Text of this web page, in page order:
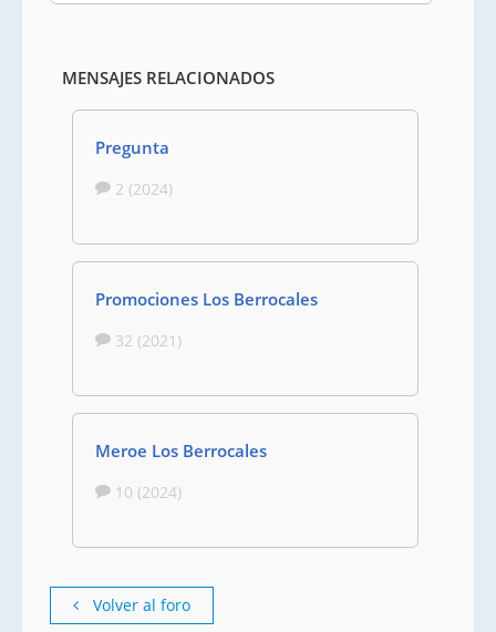
MENSAJES RELACIONADOS
Pregunta
2 (2024)
Promociones Los Berrocales
32 (2021)
Meroe Los Berrocales
10 (2024)
Volver al foro